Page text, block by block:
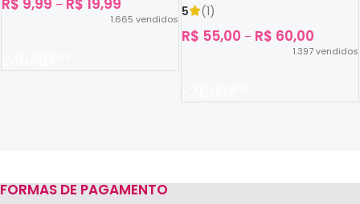
R$ 9,99 – R$ 19,99
1.665 vendidos
5
(1)
R$ 55,00 – R$ 60,00
1.397vendidos
Read more
FORMAS DE PAGAMENTO